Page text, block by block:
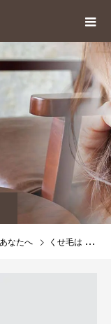
なたへ くせ毛は すくと余計膨らむからすかない方がいいと大体、ネットでも書かれていますが、厚ぼったい見た目と手触りが嫌でして… について